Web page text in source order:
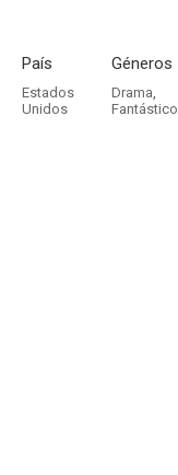
País
Estados
Unidos
Géneros
Drama,
Fantástico